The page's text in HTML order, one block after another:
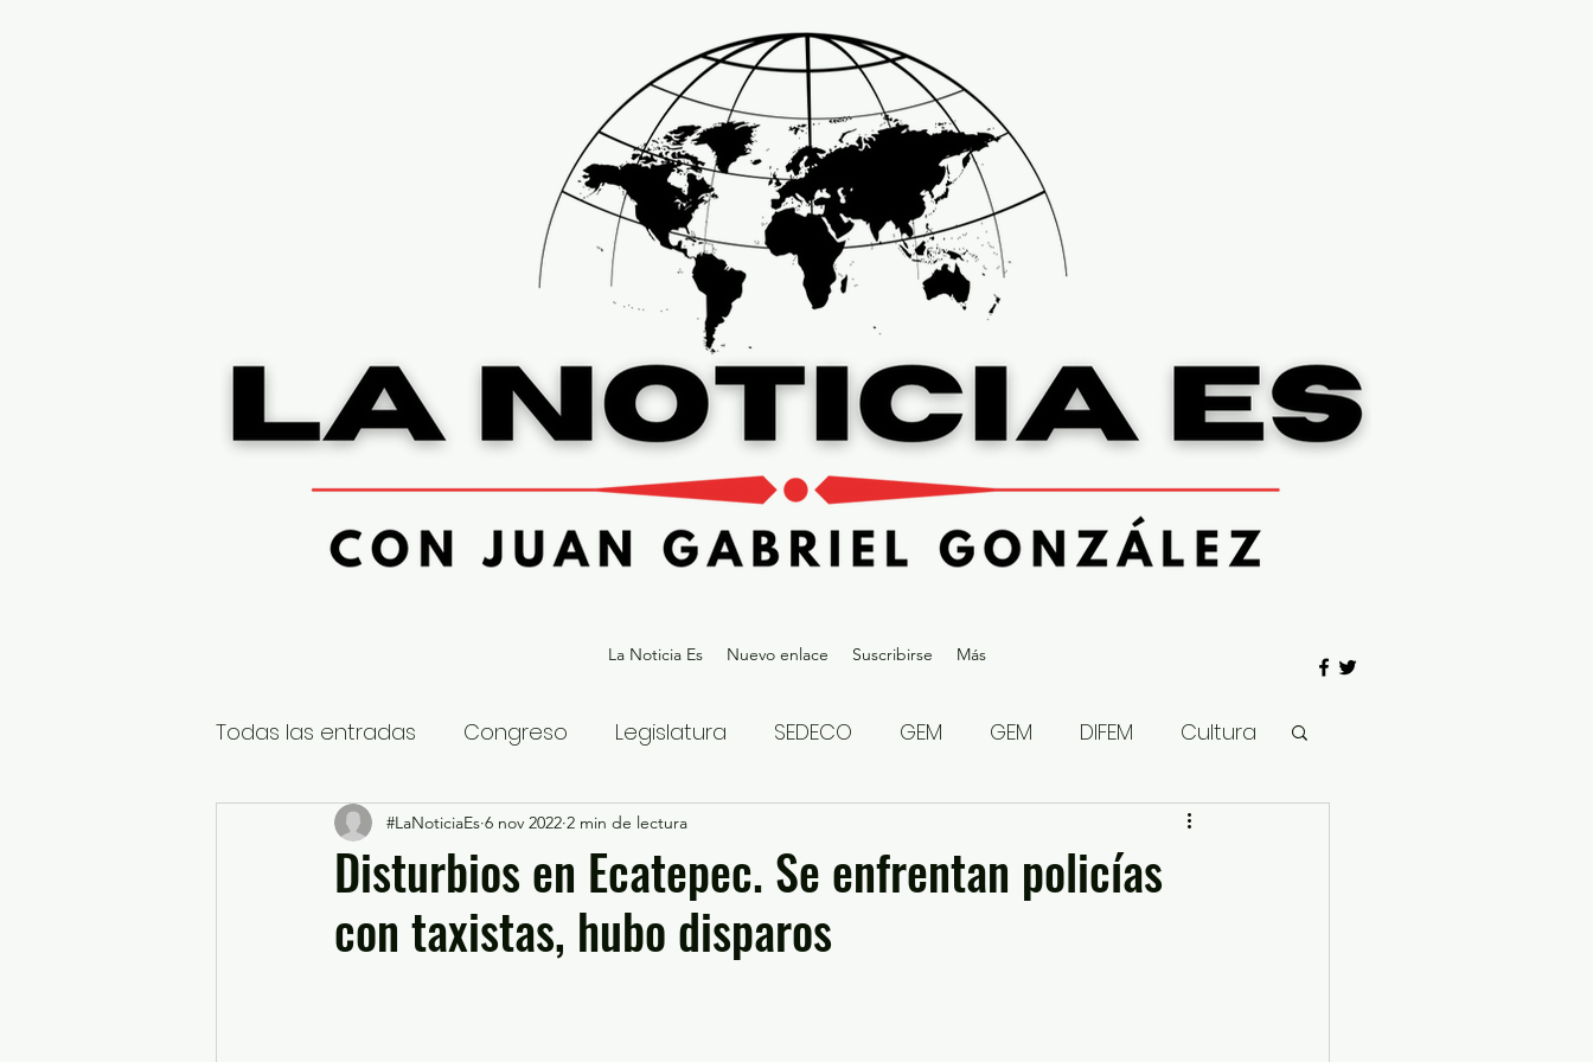
La Noticia Es Nuevo enlace Suscribirse Más
Todas las entradas Congreso Legislatura SEDECO GEM GEM DIFEM Cultura
Nacional Estatal Gubernatura Edoméx 2023
Educación y Cultura Seguridad y Justicia Denuncia Ciudadana
Disturbios en Ecatepec. Se enfrentan policías
con taxistas, hubo disparos
#LaNoticiaEs 6 nov 2022 2 min de lectura